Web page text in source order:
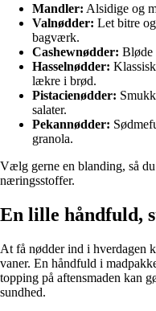
Mandler: Alsidige og
Valnødder: Let bitre
bagværk.
Cashewnødder: Bløde
Hasselnødder:
lækre i brød.
Pistacienødder:
salater.
Pekannødder:
granola.
Vælg gerne en blanding, så
næringsstoffer.
En lille håndfuld,
At få nødder ind i hverdagen
vaner. En håndfuld i
topping på aftensmaden kan
sundhed.